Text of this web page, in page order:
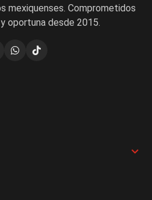
mexiquenses. Comprometidos
oportuna desde 2015.